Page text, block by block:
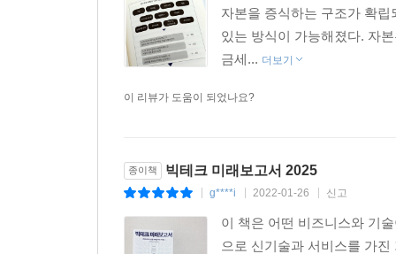
자본을 증식하는 구조가 확
있는 방식이 가능해졌다. 자
금세... 더보기
이 리뷰가 도움이 되었나요?
종이책 빅테크 미래보고서 2025
g****i 2022-01-26 신고
이 책은 어떤 비즈니스와 기
으로 신기술과 서비스를 가